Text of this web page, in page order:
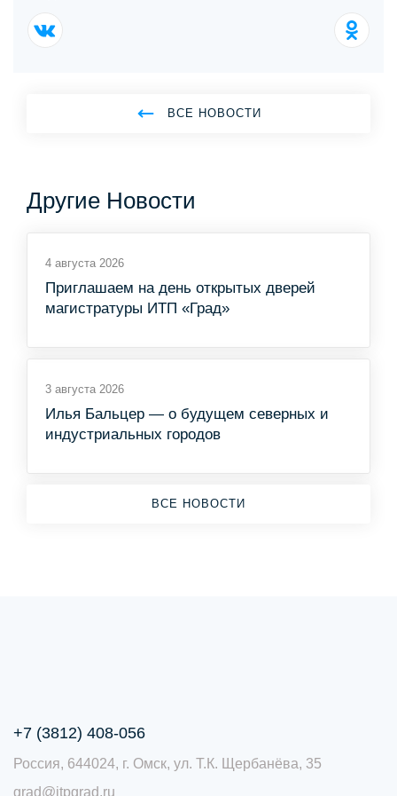
ВСЕ НОВОСТИ
Другие Новости
4 августа 2026
Приглашаем на день открытых дверей
магистратуры ИТП «Град»
3 августа 2026
Илья Бальцер — о будущем северных и
индустриальных городов
ВСЕ НОВОСТИ
+7 (3812) 408-056
Россия, 644024, г. Омск, ул. Т.К. Щербанёва, 35
grad@itpgrad.ru